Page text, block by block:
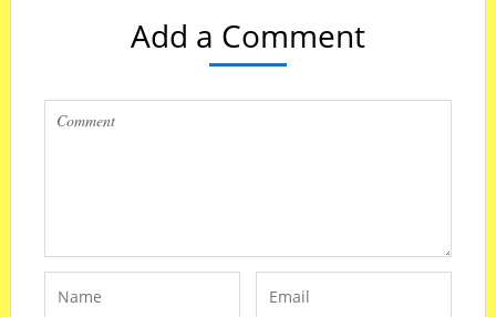
Add a Comment